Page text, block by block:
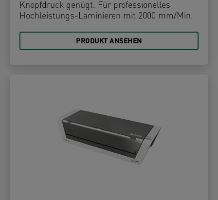
Knopfdruck genügt. Für professionelles
Hochleistungs-Laminieren mit 2000 mm/Min.
PRODUKT ANSEHEN